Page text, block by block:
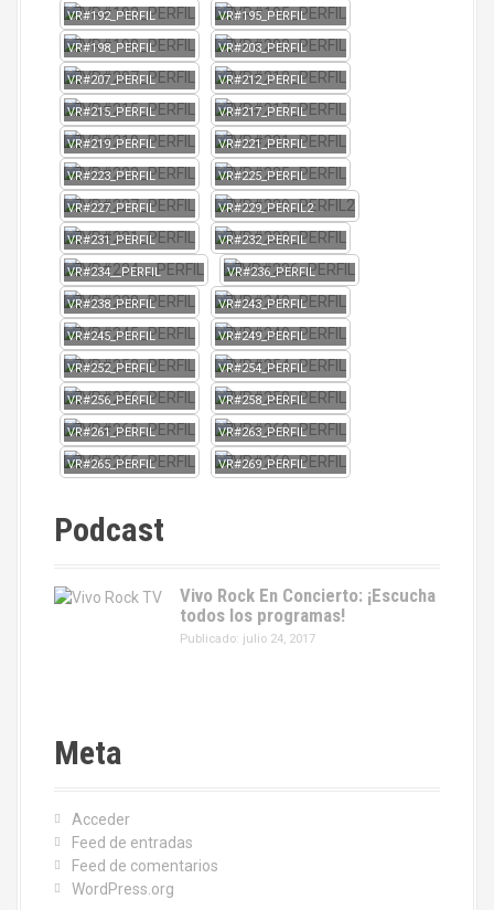
VR#192_PERFIL VR#195_PERFIL
VR#198_PERFIL VR#203_PERFIL
VR#207_PERFIL VR#212_PERFIL
VR#215_PERFIL VR#217_PERFIL
VR#219_PERFIL VR#221_PERFIL
VR#223_PERFIL VR#225_PERFIL
VR#227_PERFIL VR#229_PERFIL2
VR#231_PERFIL VR#232_PERFIL
VR#234__PERFIL VR#236_PERFIL
VR#238_PERFIL VR#243_PERFIL
VR#245_PERFIL VR#249_PERFIL
VR#252_PERFIL VR#254_PERFIL
VR#256_PERFIL VR#258_PERFIL
VR#261_PERFIL VR#263_PERFIL
VR#265_PERFIL VR#269_PERFIL
Podcast
Vivo Rock En Concierto: ¡Escucha
todos los programas!
Publicado: julio 24, 2017
Meta
Acceder
Feed de entradas
Feed de comentarios
WordPress.org